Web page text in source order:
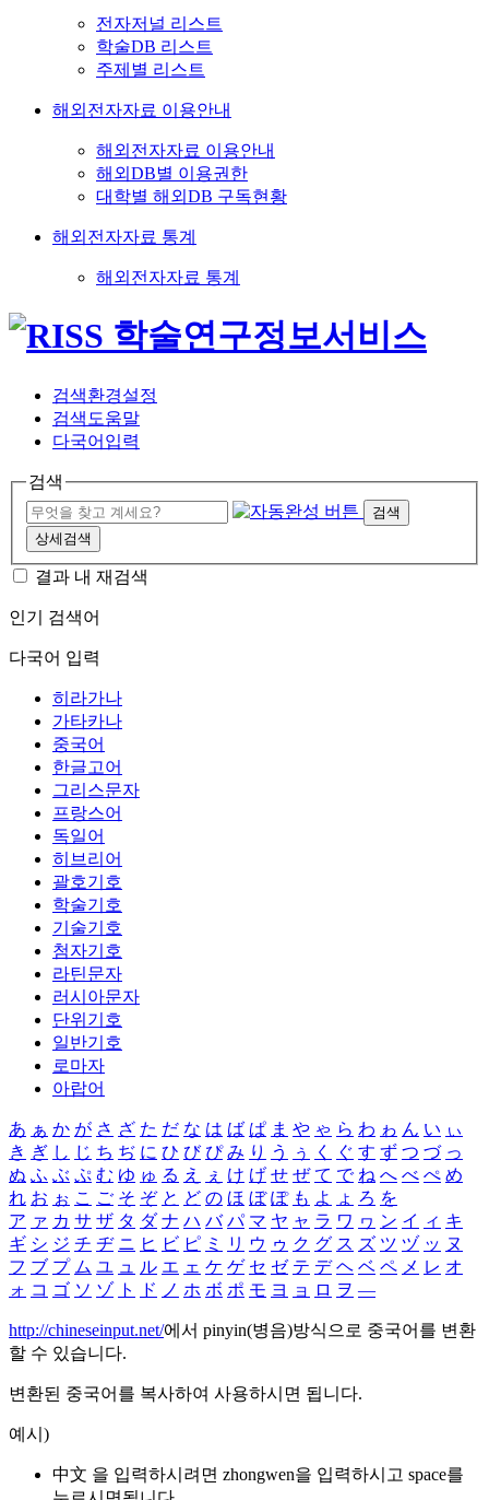
전자저널 리스트
학술DB 리스트
주제별 리스트
해외전자자료 이용안내
해외전자자료 이용안내
해외DB별 이용권한
대학별 해외DB 구독현황
해외전자자료 통계
해외전자자료 통계
검색환경설정
검색도움말
다국어입력
검색
검색
상세검색
결과 내 재검색
인기 검색어
다국어 입력
히라가나
가타카나
중국어
한글고어
그리스문자
프랑스어
독일어
히브리어
괄호기호
학술기호
기술기호
첨자기호
라틴문자
러시아문자
단위기호
일반기호
로마자
아랍어
あ ぁ か が さ ざ た だ な は ば ぱ ま や ゃ ら わ ゎ ん い ぃ
き ぎ し じ ち ぢ に ひ び ぴ み り う ぅ く ぐ す ず つ づ っ
ぬ ふ ぶ ぷ む ゆ ゅ る え ぇ け げ せ ぜ て で ね へ べ ぺ め
れ お ぉ こ ご そ ぞ と ど の ほ ぼ ぽ も よ ょ ろ を
ア ァ カ サ ザ タ ダ ナ ハ バ パ マ ヤ ャ ラ ワ ヮ ン イ ィ キ
ギ シ ジ チ ヂ ニ ヒ ビ ピ ミ リ ウ ゥ ク グ ス ズ ツ ヅ ッ ヌ
フ ブ プ ム ユ ュ ル エ ェ ケ ゲ セ ゼ テ デ ヘ ベ ペ メ レ オ
ォ コ ゴ ソ ゾ ト ド ノ ホ ボ ポ モ ヨ ョ ロ ヲ ―
http://chineseinput.net/에서 pinyin(병음)방식으로 중국어를 변환
할 수 있습니다.
변환된 중국어를 복사하여 사용하시면 됩니다.
예시)
中文 을 입력하시려면 zhongwen을 입력하시고 space를